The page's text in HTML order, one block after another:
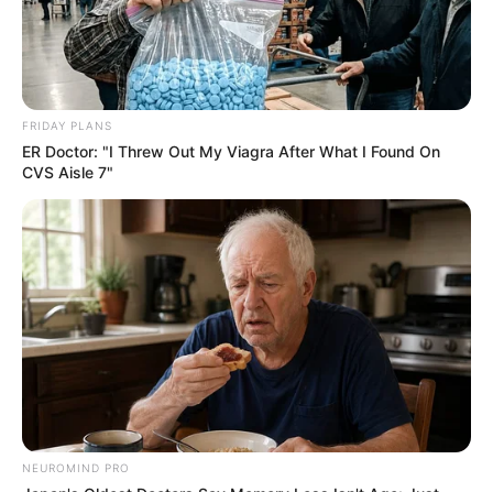
miközben próbálja megőrizni a család egységét és
méltóságát.
A rajongók reménykednek, a család kitart: Bruce
Willis története nem csupán egy betegségről szól,
hanem szeretetről, elkötelezettségről és arról,
hogyan maradhat együtt egy család a legnehezebb
időkben is.
FRIDAY PLANS
ER Doctor: "I Threw Out My Viagra After What I Found On
CVS Aisle 7"
NEUROMIND PRO